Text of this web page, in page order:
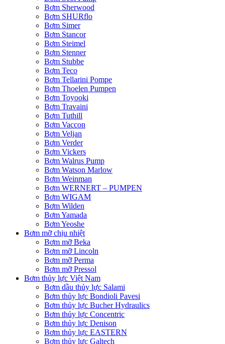
Bơm Sherwood
Bơm SHURflo
Bơm Simer
Bơm Stancor
Bơm Steimel
Bơm Stenner
Bơm Stubbe
Bơm Teco
Bơm Tellarini Pompe
Bơm Thoelen Pumpen
Bơm Toyooki
Bơm Travaini
Bơm Tuthill
Bơm Vaccon
Bơm Veljan
Bơm Verder
Bơm Vickers
Bơm Walrus Pump
Bơm Watson Marlow
Bơm Weinman
Bơm WERNERT – PUMPEN
Bơm WIGAM
Bơm Wilden
Bơm Yamada
Bơm Yeoshe
Bơm mỡ chịu nhiệt
Bơm mỡ Beka
Bơm mỡ Lincoln
Bơm mỡ Perma
Bơm mỡ Pressol
Bơm thủy lực Việt Nam
Bơm dầu thủy lực Salami
Bơm thủy lực Bondioli Pavesi
Bơm thủy lực Bucher Hydraulics
Bơm thủy lực Concentric
Bơm thủy lực Denison
Bơm thủy lực EASTERN
Bơm thủy lực Galtech